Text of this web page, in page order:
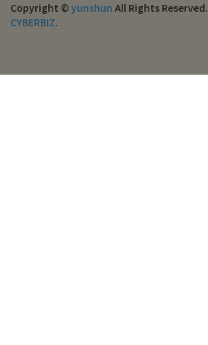
Copyright © yunshun All Rights Reserved.
CYBERBIZ.